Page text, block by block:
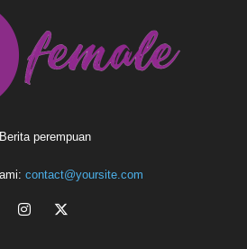
Berita perempuan
contact@yoursite.com